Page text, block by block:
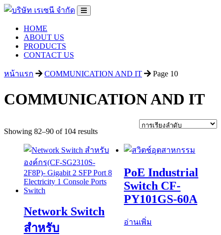
HOME
ABOUT US
PRODUCTS
CONTACT US
หน้าแรก COMMUNICATION AND IT Page 10
COMMUNICATION AND IT
Showing 82–90 of 104 results
Network Switch
สำหรับ
PoE Industrial
Switch CF-
PY101GS-60A
อ่านเพิ่ม